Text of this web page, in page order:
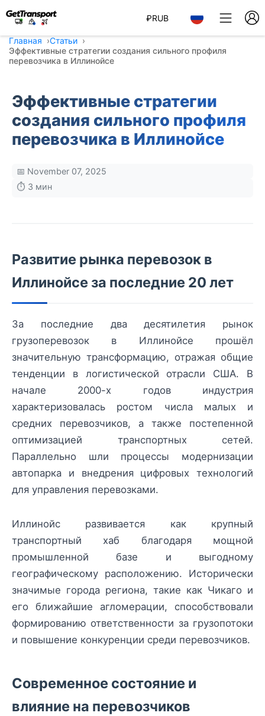
₽RUB
Главная
Статьи
Эффективные стратегии создания сильного профиля
перевозчика в Иллинойсе
Эффективные стратегии
создания сильного профиля
перевозчика в Иллинойсе
📅 November 07, 2025
⏱️ 3 мин
Развитие рынка перевозок в
Иллинойсе за последние 20 лет
За последние два десятилетия рынок
грузоперевозок в Иллинойсе прошёл
значительную трансформацию, отражая общие
тенденции в логистической отрасли США. В
начале 2000-х годов индустрия
характеризовалась ростом числа малых и
средних перевозчиков, а также постепенной
оптимизацией транспортных сетей.
Параллельно шли процессы модернизации
автопарка и внедрения цифровых технологий
для управления перевозками.
Иллинойс развивается как крупный
транспортный хаб благодаря мощной
промышленной базе и выгодному
географическому расположению. Исторически
значимые города региона, такие как Чикаго и
его ближайшие агломерации, способствовали
формированию ответственности за грузопотоки
и повышение конкуренции среди перевозчиков.
Современное состояние и
влияние на перевозчиков